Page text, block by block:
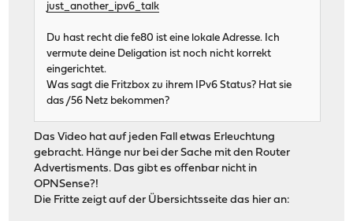
just_another_ipv6_talk
Du hast recht die fe80 ist eine lokale Adresse. Ich
vermute deine Deligation ist noch nicht korrekt
eingerichtet.
Was sagt die Fritzbox zu ihrem IPv6 Status? Hat sie
das /56 Netz bekommen?
Das Video hat auf jeden Fall etwas Erleuchtung
gebracht. Hänge nur bei der Sache mit den Router
Advertisments. Das gibt es offenbar nicht in
OPNSense?!
Die Fritte zeigt auf der Übersichtsseite das hier an: